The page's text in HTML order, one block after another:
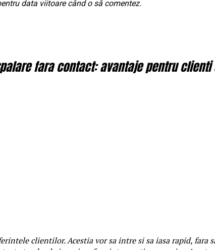
data viitoare când o să comentez.
fara contact: avantaje pentru
clientilor. Acestia vor sa intre si sa iasa rapid, fara